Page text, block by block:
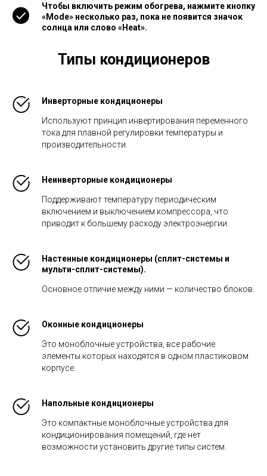
Чтобы включить режим обогрева, нажмите кнопку
«Mode» несколько раз, пока не появится значок
солнца или слово «Heat».
Типы кондиционеров
Инверторные кондиционеры
Используют принцип инвертирования переменного
тока для плавной регулировки температуры и
производительности.
Неинверторные кондиционеры
Поддерживают температуру периодическим
включением и выключением компрессора, что
приводит к большему расходу электроэнергии.
Настенные кондиционеры (сплит-системы и
мульти-сплит-системы).
Основное отличие между ними — количество блоков.
Оконные кондиционеры
Это моноблочные устройства, все рабочие
элементы которых находятся в одном пластиковом
корпусе.
Напольные кондиционеры
Это компактные моноблочные устройства для
кондиционирования помещений, где нет
возможности установить другие типы систем.